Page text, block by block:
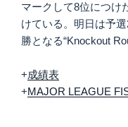
マークして8位につけ
けている。明日は予
勝となる“Knockout
+成績表
+MAJOR LEAGUE